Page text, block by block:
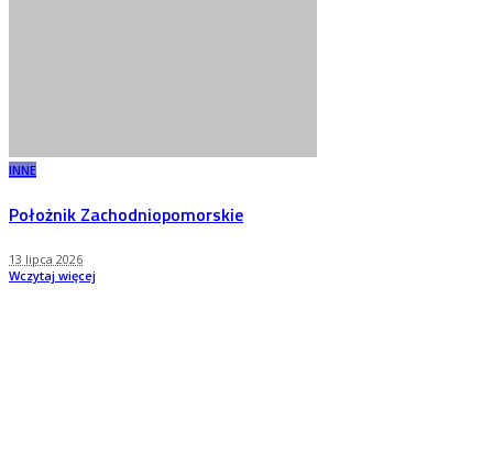
INNE
Położnik Zachodniopomorskie
13 lipca 2026
Wczytaj więcej